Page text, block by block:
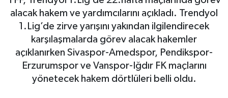
alacak hakem ve yardımcılarını açıkladı. Trendyol
1.Lig’de zirve yarışını yakından ilgilendirecek
karşılaşmalarda görev alacak hakemler
açıklanırken Sivaspor-Amedspor, Pendikspor-
Erzurumspor ve Vanspor-Iğdır FK maçlarını
yönetecek hakem dörtlüleri belli oldu.